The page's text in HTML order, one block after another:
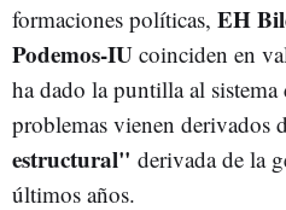
formaciones políticas, EH
Podemos-IU coinciden en
ha dado la puntilla al
problemas vienen derivados
estructural" derivada de la
últimos años.